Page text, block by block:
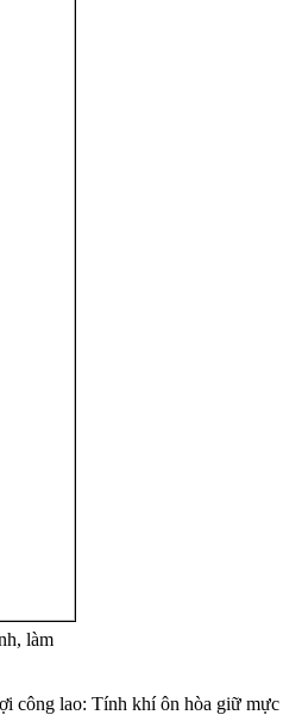
làm
công lao: Tính khí ôn hòa giữ